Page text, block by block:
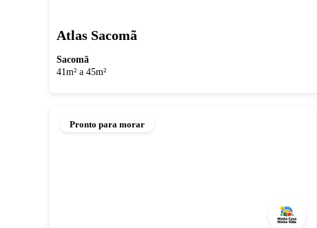
Atlas Sacomã
Sacomã
41m² a 45m²
Pronto para morar